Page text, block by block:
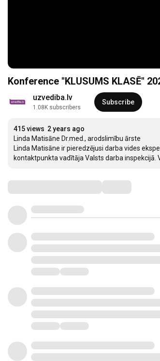
Konference "KLUSUMS KLASĒ"
uzvediba.lv
1.08K subscribers
Subscribe
415 views 2 years ago
Linda Matisāne Dr.med., arodslimību ārste
Linda Matisāne ir pieredzējusi darba vides
kontaktpunkta vadītāja Valsts darba inspekcijā.